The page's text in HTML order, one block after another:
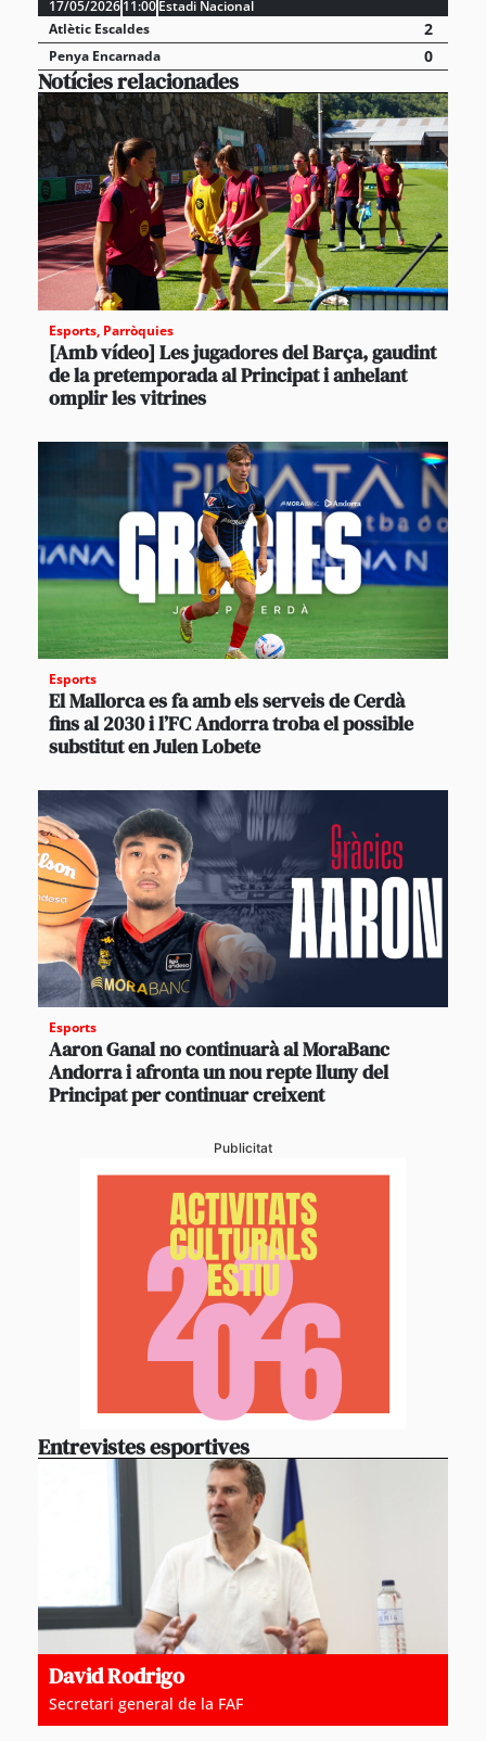
17/05/202611:00Estadi Nacional
Atlètic Escaldes
2
Penya Encarnada 0
Notícies relacionades
Esports, Parròquies
[Amb vídeo] Les jugadores del Barça, gaudint
de la pretemporada al Principat i anhelant
omplir les vitrines
Esports
El Mallorca es fa amb els serveis de Cerdà
fins al 2030 i l’FC Andorra troba el possible
substitut en Julen Lobete
Esports
Aaron Ganal no continuarà al MoraBanc
Andorra i afronta un nou repte lluny del
Principat per continuar creixent
Publicitat
Entrevistes esportives
David Rodrigo
Secretari general de la FAF